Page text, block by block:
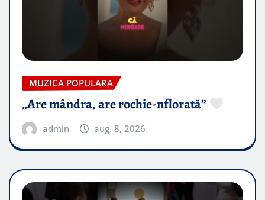
MUZICA POPULARA
„Are mândra, are rochie-nflorată”
admin aug. 8, 2026